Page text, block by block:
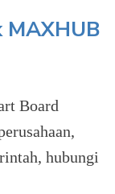
Board
hubungi